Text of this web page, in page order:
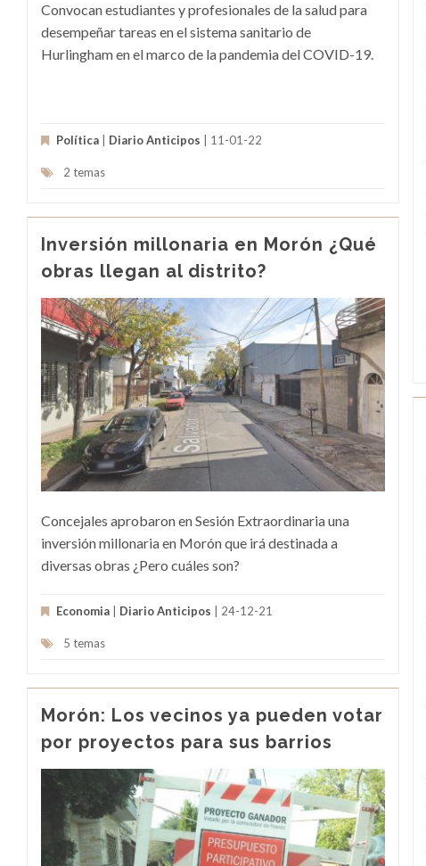
Convocan estudiantes y profesionales de la salud para
desempeñar tareas en el sistema sanitario de
Hurlingham en el marco de la pandemia del COVID-19.
Política Diario Anticipos | 11-01-22
2 temas
Inversión millonaria en Morón ¿Qué
obras llegan al distrito?
Concejales aprobaron en Sesión Extraordinaria una
inversión millonaria en Morón que irá destinada a
diversas obras ¿Pero cuáles son?
Economia Diario Anticipos | 24-12-21
5 temas
Morón: Los vecinos ya pueden votar
por proyectos para sus barrios